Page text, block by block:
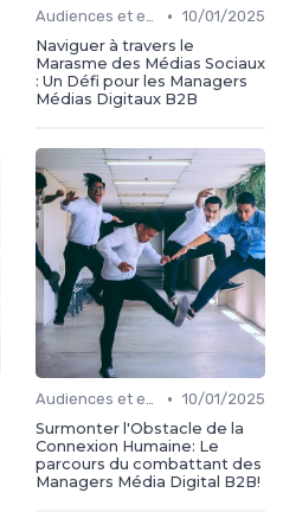
Audiences et engagement • 10/01/2025
Naviguer à travers le
Marasme des Médias Sociaux
: Un Défi pour les Managers
Médias Digitaux B2B
Audiences et engagement • 10/01/2025
Surmonter l'Obstacle de la
Connexion Humaine: Le
parcours du combattant des
Managers Média Digital B2B!